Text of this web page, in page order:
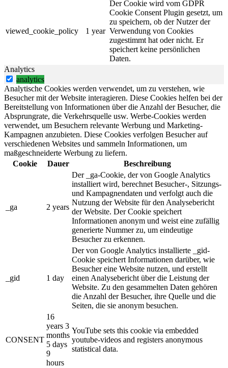
viewed_cookie_policy 1 year
Der Cookie wird vom GDPR
Cookie Consent Plugin gesetzt, um
zu speichern, ob der Nutzer der
Verwendung von Cookies
zugestimmt hat oder nicht. Er
speichert keine persönlichen
Daten.
Analytics
analytics
Analytische Cookies werden verwendet, um zu verstehen, wie
Besucher mit der Website interagieren. Diese Cookies helfen bei der
Bereitstellung von Informationen über die Anzahl der Besucher, die
Absprungrate, die Verkehrsquelle usw. Werbe-Cookies werden
verwendet, um Besuchern relevante Werbung und Marketing-
Kampagnen anzubieten. Diese Cookies verfolgen Besucher auf
verschiedenen Websites und sammeln Informationen, um
maßgeschneiderte Werbung zu liefern.
Cookie
Dauer Beschreibung
_ga 2 years
Der _ga-Cookie, der von Google Analytics
installiert wird, berechnet Besucher-, Sitzungs-
und Kampagnendaten und verfolgt auch die
Nutzung der Website für den Analysebericht
der Website. Der Cookie speichert
Informationen anonym und weist eine zufällig
generierte Nummer zu, um eindeutige
Besucher zu erkennen.
_gid 1 day
Der von Google Analytics installierte _gid-
Cookie speichert Informationen darüber, wie
Besucher eine Website nutzen, und erstellt
einen Analysebericht über die Leistung der
Website. Zu den gesammelten Daten gehören
die Anzahl der Besucher, ihre Quelle und die
Seiten, die sie anonym besuchen.
CONSENT
16
years 3
months
5 days
9
hours
YouTube sets this cookie via embedded
youtube-videos and registers anonymous
statistical data.